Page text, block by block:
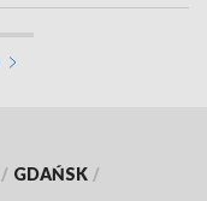
/ GDAŃSK /